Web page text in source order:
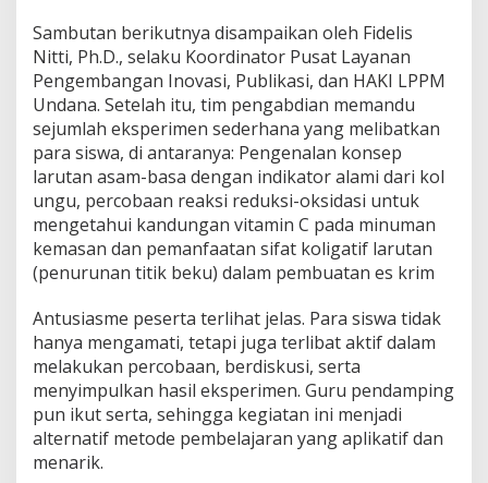
Sambutan berikutnya disampaikan oleh Fidelis
Nitti, Ph.D., selaku Koordinator Pusat Layanan
Pengembangan Inovasi, Publikasi, dan HAKI LPPM
Undana. Setelah itu, tim pengabdian memandu
sejumlah eksperimen sederhana yang melibatkan
para siswa, di antaranya: Pengenalan konsep
larutan asam-basa dengan indikator alami dari kol
ungu, percobaan reaksi reduksi-oksidasi untuk
mengetahui kandungan vitamin C pada minuman
kemasan dan pemanfaatan sifat koligatif larutan
(penurunan titik beku) dalam pembuatan es krim
Antusiasme peserta terlihat jelas. Para siswa tidak
hanya mengamati, tetapi juga terlibat aktif dalam
melakukan percobaan, berdiskusi, serta
menyimpulkan hasil eksperimen. Guru pendamping
pun ikut serta, sehingga kegiatan ini menjadi
alternatif metode pembelajaran yang aplikatif dan
menarik.